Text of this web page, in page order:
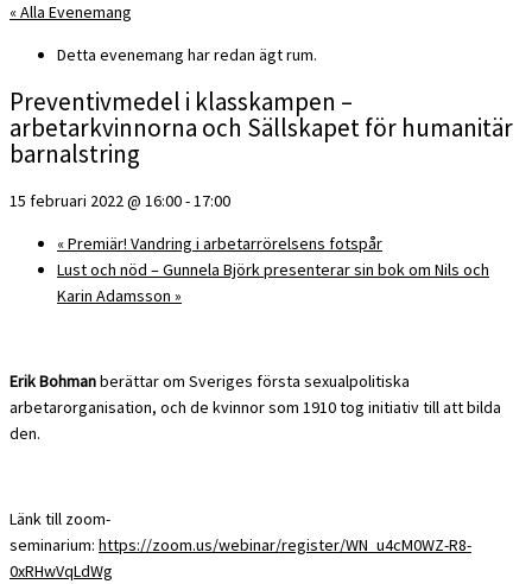
« Alla Evenemang
Detta evenemang har redan ägt rum.
Preventivmedel i klasskampen –
arbetarkvinnorna och Sällskapet för humanitär
barnalstring
15 februari 2022 @ 16:00-17:00
«Premiär! Vandring i arbetarrörelsens fotspår
Lust och nöd – Gunnela Björk presenterar sin bok om Nils och
Karin Adamsson »
Erik Bohmanberättar om Sveriges första sexualpolitiska
arbetarorganisation, och de kvinnor som 1910 tog initiativ till att bilda
den.
Länk till zoom-
seminarium: https://zoom.us/webinar/register/WN_u4cM0WZ-R8-
0xRHwVqLdWg